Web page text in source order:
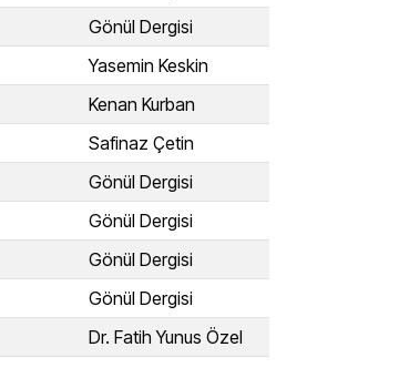
Gönül Dergisi
Yasemin Keskin
Kenan Kurban
Safinaz Çetin
Gönül Dergisi
Gönül Dergisi
Gönül Dergisi
Gönül Dergisi
Dr. Fatih Yunus Özel